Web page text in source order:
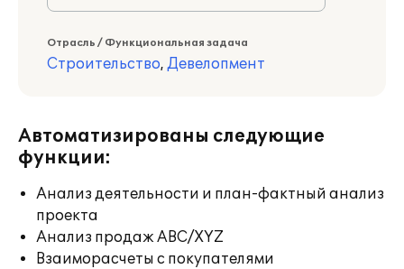
Отрасль / Функциональная задача
Строительство, Девелопмент
Автоматизированы следующие
функции:
Анализ деятельности и план-фактный анализ
проекта
Анализ продаж ABC/XYZ
Взаиморасчеты с покупателями